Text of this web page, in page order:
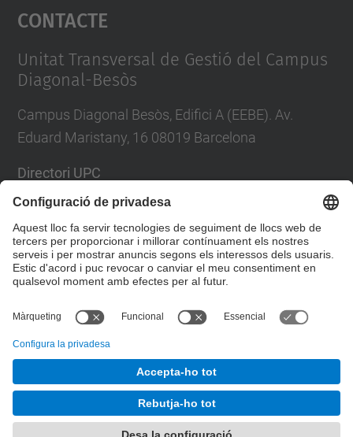
powered by
Contacte
Unitat Transversal de Gestió del Campus
Diagonal-Besòs
Campus Diagonal Besòs, Edifici A (EEBE). Av.
Eduard Maristany, 16 08019 Barcelona
Directori UPC
Formulari de contacte
Llista Xarxes Socials
Desenvolupat amb